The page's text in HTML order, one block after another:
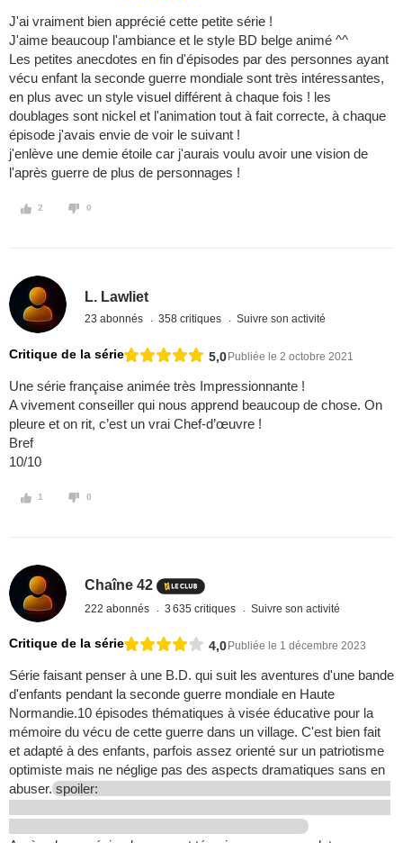
J'ai vraiment bien apprécié cette petite série !
J'aime beaucoup l'ambiance et le style BD belge animé ^^
Les petites anecdotes en fin d'épisodes par des personnes ayant
vécu enfant la seconde guerre mondiale sont très intéressantes,
en plus avec un style visuel différent à chaque fois ! les
doublages sont nickel et l'animation tout à fait correcte, à chaque
épisode j'avais envie de voir le suivant !
j'enlève une demie étoile car j'aurais voulu avoir une vision de
l'après guerre de plus de personnages !
2 0
L. Lawliet
23 abonnés 358 critiques Suivre son activité
Critique de la série 5,0Publiée le 2 octobre 2021
Une série française animée très Impressionnante !
A vivement conseiller qui nous apprend beaucoup de chose. On
pleure et on rit, c’est un vrai Chef-d’œuvre !
Bref
10/10
1 0
Chaîne 42
222 abonnés 3 635 critiques Suivre son activité
Critique de la série 4,0Publiée le 1 décembre 2023
Série faisant penser à une B.D. qui suit les aventures d'une bande
d'enfants pendant la seconde guerre mondiale en Haute
Normandie.10 épisodes thématiques à visée éducative pour la
mémoire du vécu de cette guerre dans un village. C'est bien fait
et adapté à des enfants, parfois assez orienté sur un patriotisme
optimiste mais ne néglige pas des aspects dramatiques sans en
abuser. spoiler: